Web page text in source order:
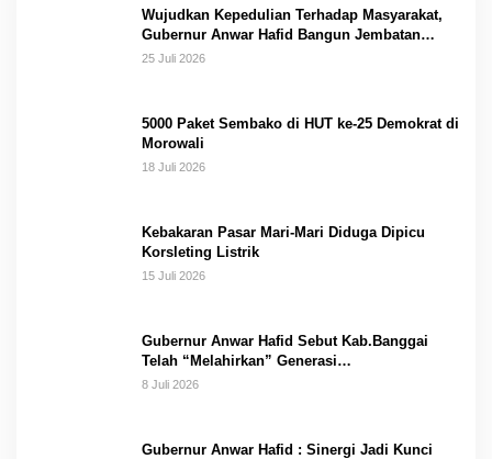
Wujudkan Kepedulian Terhadap Masyarakat,
Gubernur Anwar Hafid Bangun Jembatan
Gantung Masungkang dengan Dana Pribadi
25 Juli 2026
5000 Paket Sembako di HUT ke-25 Demokrat di
Morowali
18 Juli 2026
Kebakaran Pasar Mari-Mari Diduga Dipicu
Korsleting Listrik
15 Juli 2026
Gubernur Anwar Hafid Sebut Kab.Banggai
Telah “Melahirkan” Generasi…
8 Juli 2026
Gubernur Anwar Hafid : Sinergi Jadi Kunci